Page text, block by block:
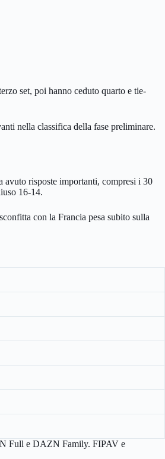
set, poi hanno ceduto quarto e tie-
nella classifica della fase preliminare.
avuto risposte importanti, compresi i 30
16-14.
con la Francia pesa subito sulla
Full e DAZN Family. FIPAV e